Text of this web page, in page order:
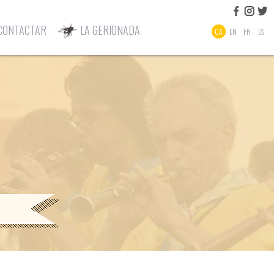
CA EN FR ES
LA GERIONADA